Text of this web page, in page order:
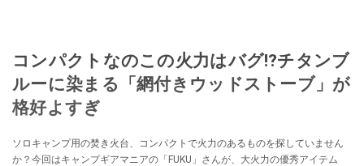
コンパクトなのこの火力はバグ⁉チタンブ
ルーに染まる「網付きウッドストーブ」が
格好よすぎ
ソロキャンプ用の焚き火台、コンパクトで火力のあるものを探していません
か？今回はキャンプギアマニアの「FUKU」さんが、大火力の優秀アイテム